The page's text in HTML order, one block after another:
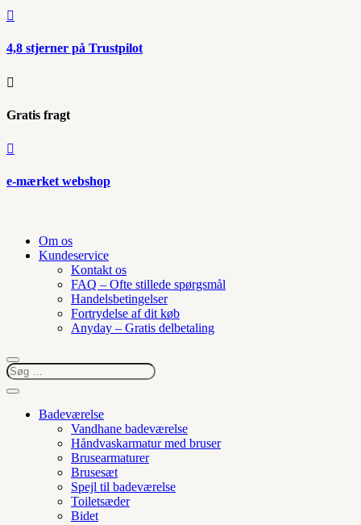

4,8 stjerner på Trustpilot

Gratis fragt

e-mærket webshop
Om os
Kundeservice
Kontakt os
FAQ – Ofte stillede spørgsmål
Handelsbetingelser
Fortrydelse af dit køb
Anyday – Gratis delbetaling
Badeværelse
Vandhane badeværelse
Håndvaskarmatur med bruser
Brusearmaturer
Brusesæt
Spejl til badeværelse
Toiletsæder
Bidet